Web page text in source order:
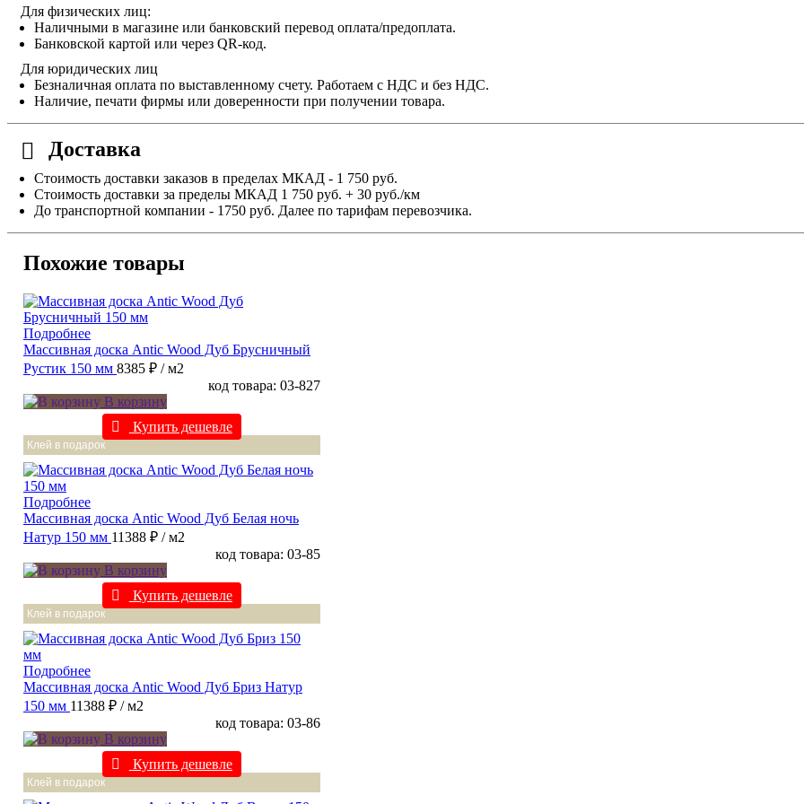
Для физических лиц:
Наличными в магазине или банковский перевод оплата/предоплата.
Банковской картой или через QR-код.
Для юридических лиц
Безналичная оплата по выставленному счету. Работаем с НДС и без НДС.
Наличие, печати фирмы или доверенности при получении товара.
Доставка
Стоимость доставки заказов в пределах МКАД - 1 750 руб.
Стоимость доставки за пределы МКАД 1 750 руб. + 30 руб./км
До транспортной компании - 1750 руб. Далее по тарифам перевозчика.
Похожие товары
Подробнее
Массивная доска Antic Wood Дуб Брусничный
Рустик 150 мм 8385 ₽ / м2
код товара: 03-827
В корзину
Купить дешевле
Клей в подарок
Подробнее
Массивная доска Antic Wood Дуб Белая ночь
Натур 150 мм 11388 ₽ / м2
код товара: 03-85
В корзину
Купить дешевле
Клей в подарок
Подробнее
Массивная доска Antic Wood Дуб Бриз Натур
150 мм 11388 ₽ / м2
код товара: 03-86
В корзину
Купить дешевле
Клей в подарок